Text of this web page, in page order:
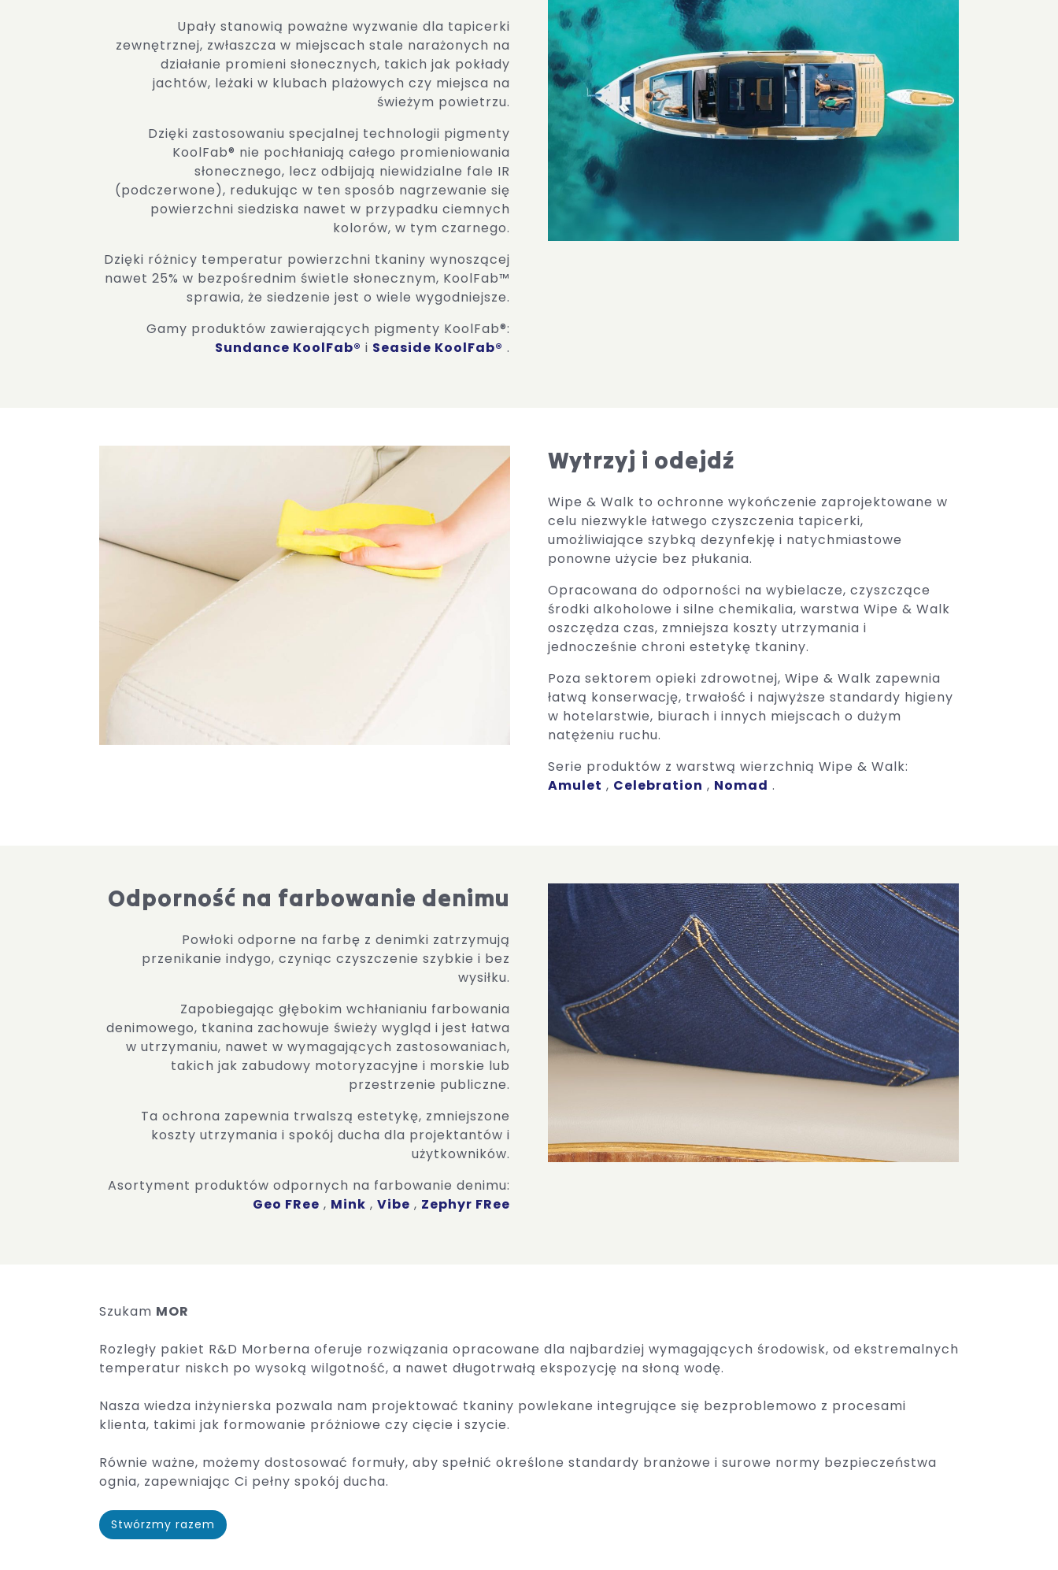
Upały stanowią poważne wyzwanie dla tapicerki
zewnętrznej, zwłaszcza w miejscach stale narażonych na
działanie promieni słonecznych, takich jak pokłady
jachtów, leżaki w klubach plażowych czy miejsca na
świeżym powietrzu.
Dzięki zastosowaniu specjalnej technologii pigmenty
KoolFab® nie pochłaniają całego promieniowania
słonecznego, lecz odbijają niewidzialne fale IR
(podczerwone), redukując w ten sposób nagrzewanie się
powierzchni siedziska nawet w przypadku ciemnych
kolorów, w tym czarnego.
Dzięki różnicy temperatur powierzchni tkaniny wynoszącej
nawet 25% w bezpośrednim świetle słonecznym, KoolFab™
sprawia, że ​​siedzenie jest o wiele wygodniejsze.
Gamy produktów zawierających pigmenty KoolFab®:
Sundance KoolFab® i Seaside KoolFab® .
Wytrzyj i odejdź
Wipe & Walk to ochronne wykończenie zaprojektowane w
celu niezwykle łatwego czyszczenia tapicerki,
umożliwiające szybką dezynfekję i natychmiastowe
ponowne użycie bez płukania.
Opracowana do odporności na wybielacze, czyszczące
środki alkoholowe i silne chemikalia, warstwa Wipe & Walk
oszczędza czas, zmniejsza koszty utrzymania i
jednocześnie chroni estetykę tkaniny.
Poza sektorem opieki zdrowotnej, Wipe & Walk zapewnia
łatwą konserwację, trwałość i najwyższe standardy higieny
w hotelarstwie, biurach i innych miejscach o dużym
natężeniu ruchu.
Serie produktów z warstwą wierzchnią Wipe & Walk:
Amulet , Celebration , Nomad .
Odporność na farbowanie denimu
Powłoki odporne na farbę z denimki zatrzymują
przenikanie indygo, czyniąc czyszczenie szybkie i bez
wysiłku.
Zapobiegając głębokim wchłanianiu farbowania
denimowego, tkanina zachowuje świeży wygląd i jest łatwa
w utrzymaniu, nawet w wymagających zastosowaniach,
takich jak zabudowy motoryzacyjne i morskie lub
przestrzenie publiczne.
Ta ochrona zapewnia trwalszą estetykę, zmniejszone
koszty utrzymania i spokój ducha dla projektantów i
użytkowników.
Asortyment produktów odpornych na farbowanie denimu:
Geo FRee , Mink , Vibe , Zephyr FRee
Szukam MOR
Rozległy pakiet R&D Morberna oferuje rozwiązania opracowane dla najbardziej wymagających środowisk, od ekstremalnych
temperatur niskch po wysoką wilgotność, a nawet długotrwałą ekspozycję na słoną wodę.
Nasza wiedza inżynierska pozwala nam projektować tkaniny powlekane integrujące się bezproblemowo z procesami
klienta, takimi jak formowanie próżniowe czy cięcie i szycie.
Równie ważne, możemy dostosować formuły, aby spełnić określone standardy branżowe i surowe normy bezpieczeństwa
ognia, zapewniając Ci pełny spokój ducha.
Stwórzmy razem